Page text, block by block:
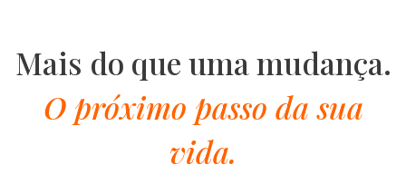
Mais do que uma mudança.
O próximo passo da sua
vida.